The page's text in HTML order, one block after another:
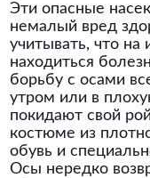
Эти опасные
немалый вред
учитывать, что на
находиться
борьбу с осами
утром или в
покидают свой
костюме из
обувь и
Осы нередко